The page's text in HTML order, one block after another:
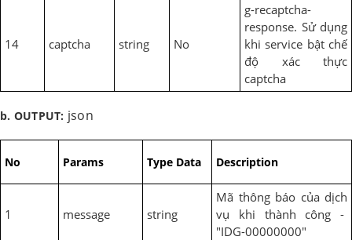
14 captcha string No
g-recaptcha-
response. Sử dụng
khi service bật chế
độ xác thực
captcha
b. OUTPUT: json
No Params Type Data Description
1 message string
Mã thông báo của dịch
vụ khi thành công -
"IDG-00000000"